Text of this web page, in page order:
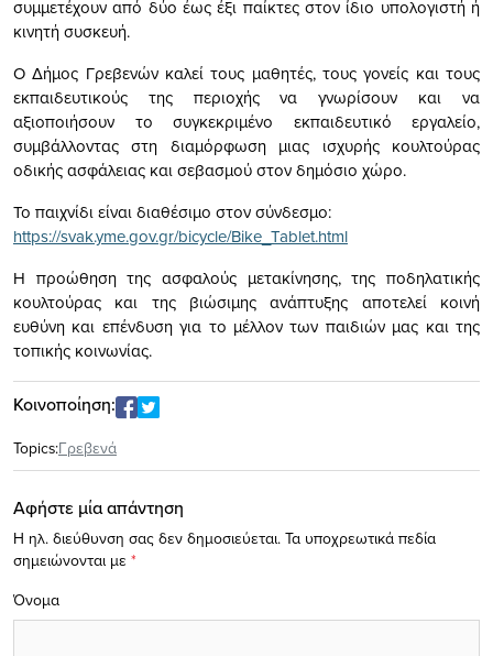
συμμετέχουν από δύο έως έξι παίκτες στον ίδιο υπολογιστή ή
κινητή συσκευή.
Ο Δήμος Γρεβενών καλεί τους μαθητές, τους γονείς και τους
εκπαιδευτικούς της περιοχής να γνωρίσουν και να
αξιοποιήσουν το συγκεκριμένο εκπαιδευτικό εργαλείο,
συμβάλλοντας στη διαμόρφωση μιας ισχυρής κουλτούρας
οδικής ασφάλειας και σεβασμού στον δημόσιο χώρο.
Το παιχνίδι είναι διαθέσιμο στον σύνδεσμο:
https://svak.yme.gov.gr/bicycle/Bike_Tablet.html
Η προώθηση της ασφαλούς μετακίνησης, της ποδηλατικής
κουλτούρας και της βιώσιμης ανάπτυξης αποτελεί κοινή
ευθύνη και επένδυση για το μέλλον των παιδιών μας και της
τοπικής κοινωνίας.
Κοινοποίηση:
Topics:Γρεβενά
Αφήστε μία απάντηση
Η ηλ. διεύθυνση σας δεν δημοσιεύεται. Τα υποχρεωτικά πεδία
σημειώνονται με *
Όνομα